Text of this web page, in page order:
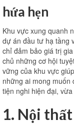
hứa hẹn
Khu vực xung quanh
dự án đầu tư hạ tầng
chỉ đảm bảo giá trị
chủ những cơ hội
vững của khu vực
những ai mong muốn
tiện nghi hiện đại,
1. Nội